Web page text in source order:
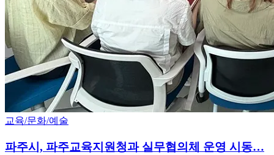
교육/문화/예술
파주시, 파주교육지원청과 실무협의체 운영 시동…